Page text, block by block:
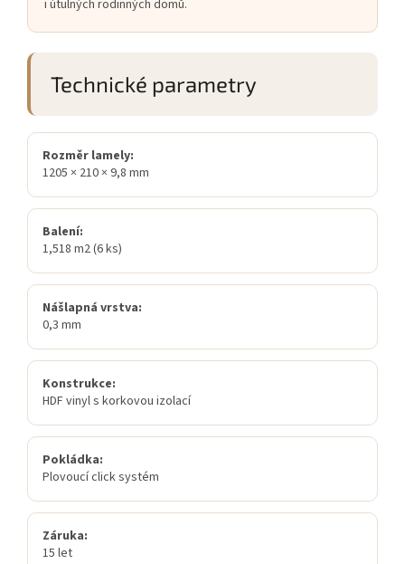
i útulných rodinných domů.
Technické parametry
Rozměr lamely:
1205 × 210 × 9,8 mm
Balení:
1,518 m2 (6 ks)
Nášlapná vrstva:
0,3 mm
Konstrukce:
HDF vinyl s korkovou izolací
Pokládka:
Plovoucí click systém
Záruka:
15 let